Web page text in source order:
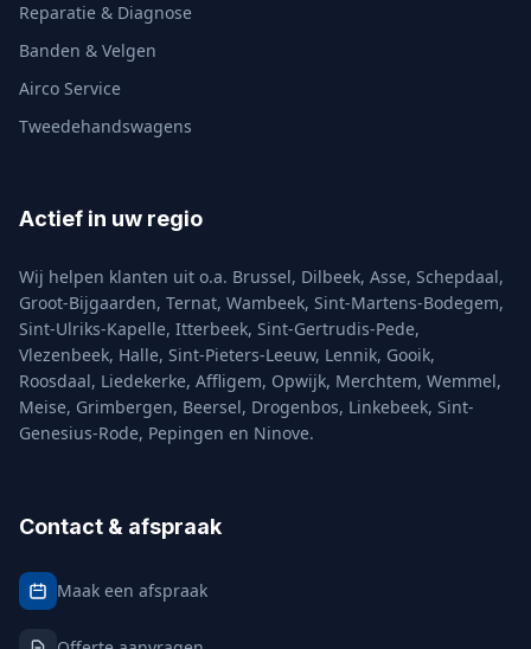
Reparatie & Diagnose
Banden & Velgen
Airco Service
Tweedehandswagens
Actief in uw regio
Wij helpen klanten uit o.a. Brussel, Dilbeek, Asse, Schepdaal,
Groot-Bijgaarden, Ternat, Wambeek, Sint-Martens-Bodegem,
Sint-Ulriks-Kapelle, Itterbeek, Sint-Gertrudis-Pede,
Vlezenbeek, Halle, Sint-Pieters-Leeuw, Lennik, Gooik,
Roosdaal, Liedekerke, Affligem, Opwijk, Merchtem, Wemmel,
Meise, Grimbergen, Beersel, Drogenbos, Linkebeek, Sint-
Genesius-Rode, Pepingen en Ninove.
Contact & afspraak
Maak een afspraak